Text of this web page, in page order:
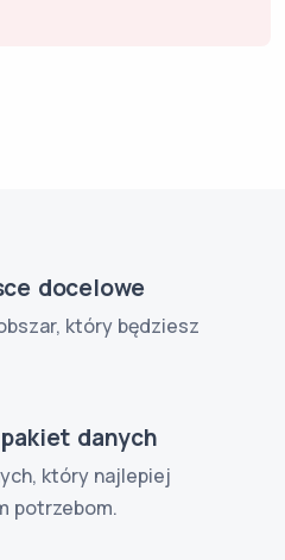
docelowe
który będziesz
danych
który najlepiej
potrzebom.